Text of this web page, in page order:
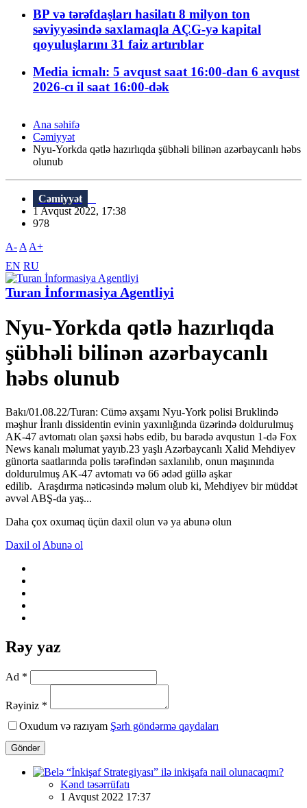
BP və tərəfdaşları hasilatı 8 milyon ton
səviyyəsində saxlamaqla AÇG-yə kapital
qoyuluşlarını 31 faiz artırıblar
Media icmalı: 5 avqust saat 16:00-dan 6 avqust
2026-cı il saat 16:00-dək
Ana səhifə
Cəmiyyət
Nyu-Yorkda qətlə hazırlıqda şübhəli bilinən azərbaycanlı həbs
olunub
Cəmiyyət
1 Avqust 2022, 17:38
978
A- A A+
EN RU
Turan İnformasiya Agentliyi
Nyu-Yorkda qətlə hazırlıqda
şübhəli bilinən azərbaycanlı
həbs olunub
Bakı/01.08.22/Turan: Cümə axşamı Nyu-York polisi Bruklində
məşhur İranlı dissidentin evinin yaxınlığında üzərində doldurulmuş
AK-47 avtomatı olan şəxsi həbs edib, bu barədə avqustun 1-də Fox
News kanalı məlumat yayıb.23 yaşlı Azərbaycanlı Xalid Mehdiyev
günorta saatlarında polis tərəfindən saxlanılıb, onun maşınında
doldurulmuş AK-47 avtomatı və 66 ədəd güllə aşkar
edilib. Araşdırma nəticəsində məlum olub ki, Mehdiyev bir müddət
əvvəl ABŞ-da yaş...
Daha çox oxumaq üçün daxil olun və ya abunə olun
Daxil ol Abunə ol
Rəy yaz
Ad *
Rəyiniz *
Oxudum və razıyam Şərh göndərmə qaydaları
Göndər
Kənd təsərrüfatı
1 Avqust 2022 17:37